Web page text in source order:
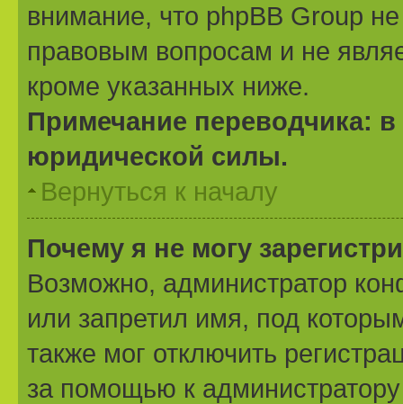
внимание, что phpBB Group
правовым вопросам и не
кроме указанных ниже.
Примечание переводчика:
юридической силы.
Вернуться к началу
Почему я не могу
Возможно, администратор
или запретил имя, под
также мог отключить
за помощью к